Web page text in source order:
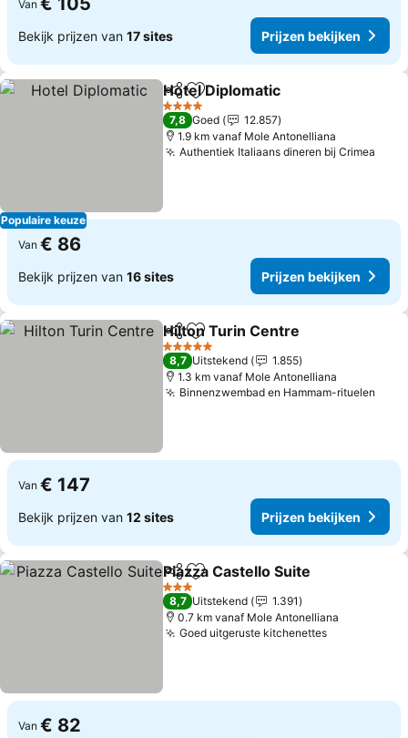
Van
Bekijk prijzen van 17 sites Prijzen bekijken
Populaire keuze
DelenToevoegen aan favorieten
Hotel Diplomatic
4 Sterren
7,8 Goed
12.857
1.9 km vanaf Mole Antonelliana
Authentiek Italiaans dineren bij Crimea
Van € 86
Bekijk prijzen van 16 sites Prijzen bekijken
DelenToevoegen aan favorieten
Hilton Turin Centre
5 Sterren
8,7 Uitstekend
1.855
1.3 km vanaf Mole Antonelliana
Binnenzwembad en Hammam-rituelen
Van € 147
Bekijk prijzen van 12 sites Prijzen bekijken
DelenToevoegen aan favorieten
Piazza Castello Suite
3 Sterren
8,7 Uitstekend
1.391
0.7 km vanaf Mole Antonelliana
Goed uitgeruste kitchenettesPrijzen
Van € 82